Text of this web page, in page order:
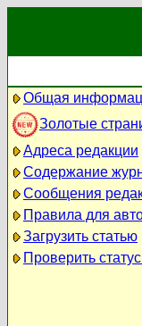
Общая
Золотые
Адреса редакции
Содержание
Сообщения
Правила для
Загрузить статью
Проверить